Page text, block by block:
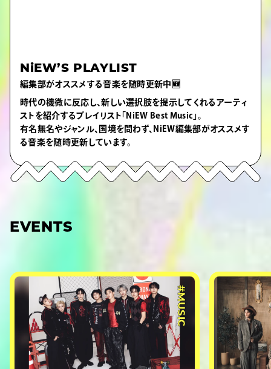
NiEW’S PLAYLIST
編集部がオススメする音楽を随時更新中🆕
時代の機微に反応し、新しい選択肢を提示してくれるアーティ
ストを紹介するプレイリスト「NiEW Best Music」。
有名無名やジャンル、国境を問わず、NiEW編集部がオススメす
る音楽を随時更新しています。
EVENTS
#MUSIC